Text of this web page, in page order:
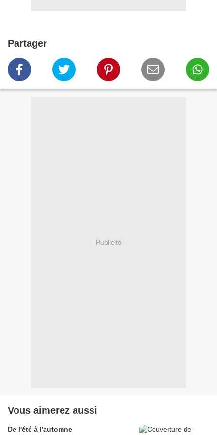
Partager
Publicité
Vous aimerez aussi
De l'été à l'automne